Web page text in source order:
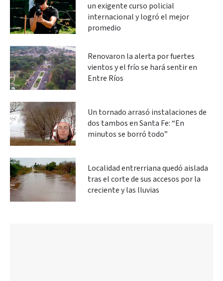
un exigente curso policial
internacional y logró el mejor
promedio
Renovaron la alerta por fuertes
vientos y el frío se hará sentir en
Entre Ríos
Un tornado arrasó instalaciones de
dos tambos en Santa Fe: “En
minutos se borró todo”
Localidad entrerriana quedó aislada
tras el corte de sus accesos por la
creciente y las lluvias